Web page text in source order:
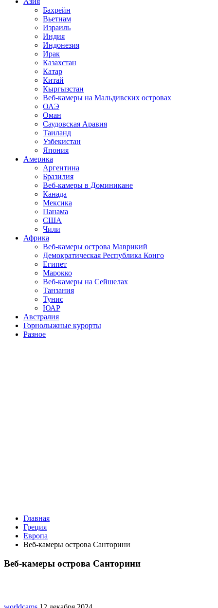
Бахрейн
Вьетнам
Израиль
Индия
Индонезия
Ирак
Казахстан
Катар
Китай
Кыргызстан
Веб-камеры на Мальдивских островах
ОАЭ
Оман
Саудовская Аравия
Таиланд
Узбекистан
Япония
Америка
Аргентина
Бразилия
Веб-камеры в Доминикане
Канада
Мексика
Панама
США
Чили
Африка
Веб-камеры острова Маврикий
Демократическая Республика Конго
Египет
Марокко
Веб-камеры на Сейшелах
Танзания
Тунис
ЮАР
Австралия
Горнолыжные курорты
Разное
Главная
Греция
Европа
Веб-камеры острова Санторини
Веб-камеры острова Санторини